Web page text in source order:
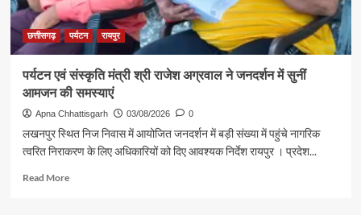
ने
की
छत्तीसगढ़ पर्यटन रायपुर
पर्यटन एवं संस्कृति मंत्री श्री राजेश अग्रवाल ने जनदर्शन में सुनीं
आमजन की समस्याएं
Apna Chhattisgarh 03/08/2026 0
लखनपुर स्थित निज निवास में आयोजित जनदर्शन में बड़ी संख्या में पहुंचे नागरिक
त्वरित निराकरण के लिए अधिकारियों को दिए आवश्यक निर्देश रायपुर । प्रदेश...
Read MoreRead